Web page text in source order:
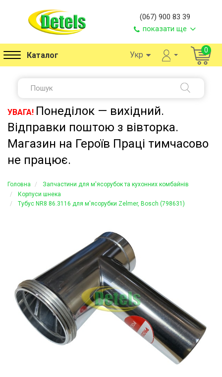
(067) 900 83 39
показати ще
Каталог Укр 0
УВАГА! Понеділок — вихідний.
Відправки поштою з вівторка.
Магазин на Героїв Праці тимчасово
не працює.
Головна
Запчастини для м'ясорубок та кухонних комбайнів
Корпуси шнека
Тубус NR8 86.3116 для м'ясорубки Zelmer, Bosch (798631)